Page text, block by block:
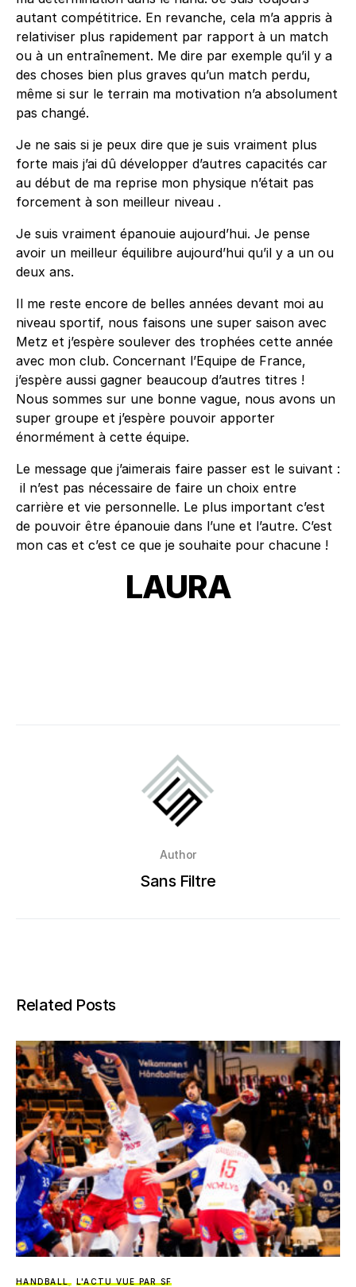
autant compétitrice. En revanche, cela m’a appris à
relativiser plus rapidement par rapport à un match
ou à un entraînement. Me dire par exemple qu’il y a
des choses bien plus graves qu’un match perdu,
même si sur le terrain ma motivation n’a absolument
pas changé.
Je ne sais si je peux dire que je suis vraiment plus
forte mais j’ai dû développer d’autres capacités car
au début de ma reprise mon physique n’était pas
forcement à son meilleur niveau .
Je suis vraiment épanouie aujourd’hui. Je pense
avoir un meilleur équilibre aujourd’hui qu’il y a un ou
deux ans.
Il me reste encore de belles années devant moi au
niveau sportif, nous faisons une super saison avec
Metz et j’espère soulever des trophées cette année
avec mon club. Concernant l’Equipe de France,
j’espère aussi gagner beaucoup d’autres titres !
Nous sommes sur une bonne vague, nous avons un
super groupe et j’espère pouvoir apporter
énormément à cette équipe.
Le message que j’aimerais faire passer est le suivant :
il n’est pas nécessaire de faire un choix entre
carrière et vie personnelle. Le plus important c’est
de pouvoir être épanouie dans l’une et l’autre. C’est
mon cas et c’est ce que je souhaite pour chacune !
LAURA
Author
Sans Filtre
Related Posts
HANDBALL L'ACTU VUE PAR SF